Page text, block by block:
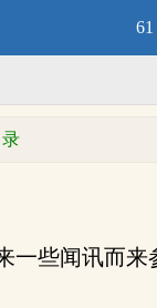
些闻讯而来